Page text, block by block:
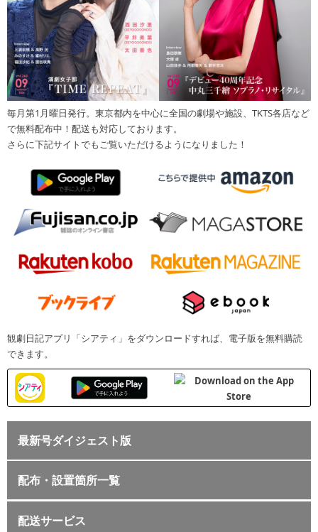
毎月第1月曜日発行。東京都内を中心に全国の劇場や施設、TKTS各店など
で無料配布中！配送も対応しております。
さらに下記サイトでもご覧いただけるようになりました！
観劇日記アプリ「シアティ」をダウンロードすれば、電子版を無料購読
できます。
最新号ダイジェスト版
配布・設置箇所一覧
配送サービス